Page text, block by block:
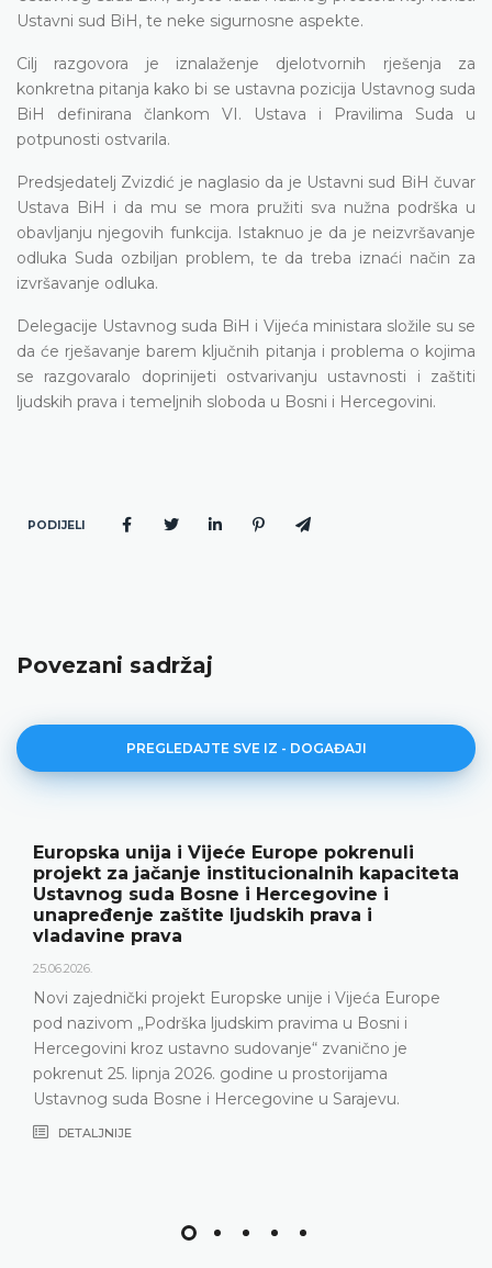
Ustavni sud BiH, te neke sigurnosne aspekte.
Cilj razgovora je iznalaženje djelotvornih rješenja za
konkretna pitanja kako bi se ustavna pozicija Ustavnog suda
BiH definirana člankom VI. Ustava i Pravilima Suda u
potpunosti ostvarila.
Predsjedatelj Zvizdić je naglasio da je Ustavni sud BiH čuvar
Ustava BiH i da mu se mora pružiti sva nužna podrška u
obavljanju njegovih funkcija. Istaknuo je da je neizvršavanje
odluka Suda ozbiljan problem, te da treba iznaći način za
izvršavanje odluka.
Delegacije Ustavnog suda BiH i Vijeća ministara složile su se
da će rješavanje barem ključnih pitanja i problema o kojima
se razgovaralo doprinijeti ostvarivanju ustavnosti i zaštiti
ljudskih prava i temeljnih sloboda u Bosni i Hercegovini.
PODIJELI
Povezani sadržaj
PREGLEDAJTE SVE IZ - DOGAĐAJI
pokrenuli
kapaciteta
i
i
i Vijeća Europe
u Bosni i
zvanično je
Sarajevu.
Ustavni sud BiH predstavio
rezultate rada i novu
18.05.2026.
Ustavnog suda u 2025. godini, ali i
Ustavni sud suočava posljednjih
nepopunjenosti sudačkog sastava
DETALJNIJE